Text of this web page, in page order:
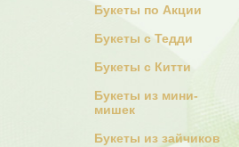
Букеты по Акции
Букеты с Тедди
Букеты с Китти
Букеты из мини-
мишек
Букеты из зайчиков